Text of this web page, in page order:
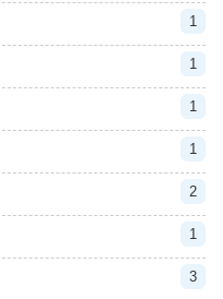
1
1
1
1
2
1
3